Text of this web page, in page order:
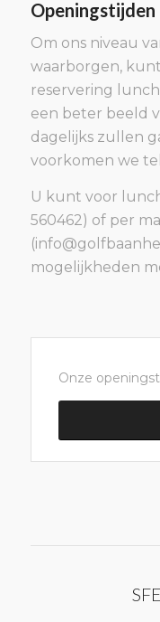
Om ons niveau
waarborgen,
reservering
een beter beeld
dagelijks zullen
voorkomen we
U kunt voor
560462) of per
mogelijkheden
Onze